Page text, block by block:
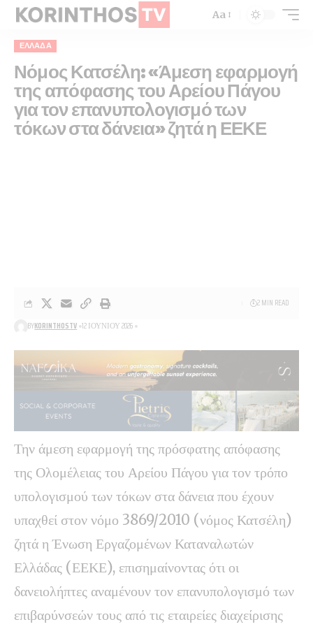
Aa
ΕΛΛΆΔΑ
Νόμος Κατσέλη: «Άμεση εφαρμογή
της απόφασης του Αρείου Πάγου
για τον επανυπολογισμό των
τόκων στα δάνεια» ζητά η ΕΕΚΕ
BYKORINTHOSTV 12 ΙΟΥΝΊΟΥ 2026
2 MIN READ
Την άμεση εφαρμογή της πρόσφατης απόφασης
της Ολομέλειας του Αρείου Πάγου για τον τρόπο
υπολογισμού των τόκων στα δάνεια που έχουν
υπαχθεί στον νόμο 3869/2010 (νόμος Κατσέλη)
ζητά η Ένωση Εργαζομένων Καταναλωτών
Ελλάδας (ΕΕΚΕ), επισημαίνοντας ότι οι
δανειολήπτες αναμένουν τον επανυπολογισμό των
επιβαρύνσεών τους από τις εταιρείες διαχείρισης